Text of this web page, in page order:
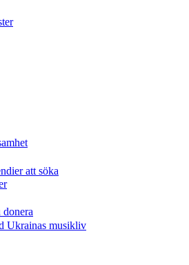
att söka
donera
Ukrainas musikliv